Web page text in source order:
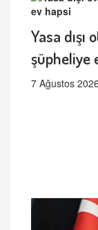
Yasa dışı
şüpheliye
7 Ağustos